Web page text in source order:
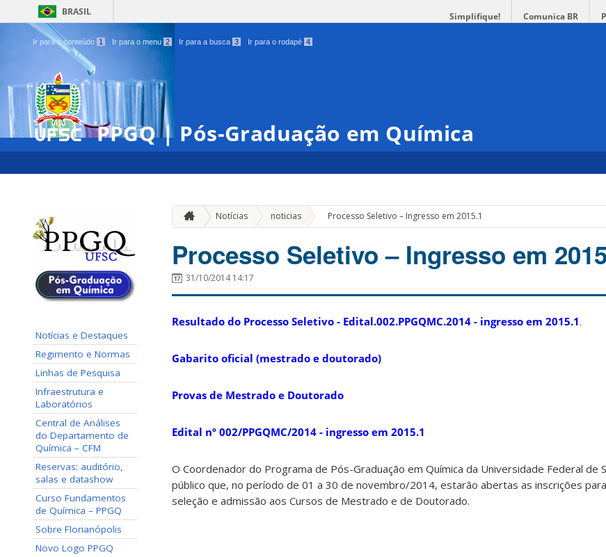
BRASIL Simplifique! Comunica BR
Ir para o conteúdo 1 Ir para o menu 2 Ir para a busca 3 Ir para o rodapé 4
PPGQ | Pós-Graduação em Química
Notícias e Destaques
Regimento e Normas
Linhas de Pesquisa
Infraestrutura e
Laboratórios
Central de Análises
do Departamento de
Química – CFM
Reservas: auditório,
salas e datashow
Curso Fundamentos
de Química – PPGQ
Sobre Florianópolis
Novo Logo PPGQ
Notícias noticias » Processo Seletivo – Ingresso em 2015.1
Processo Seletivo – Ingresso em
31/10/2014 14:17
Resultado do Processo Seletivo - Edital.002.PPGQMC.2014 - ingresso em 2015.1.
Gabarito oficial (mestrado e doutorado)
Provas de Mestrado e Doutorado
Edital nº 002/PPGQMC/2014 - ingresso em 2015.1
O Coordenador do Programa de Pós-Graduação em Química da Universidade Federal de
público que, no período de 01 a 30 de novembro/2014, estarão abertas as inscrições
seleção e admissão aos Cursos de Mestrado e de Doutorado.